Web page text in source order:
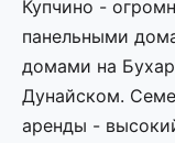
Купчино -
панельными
домами на
Дунайском.
аренды -